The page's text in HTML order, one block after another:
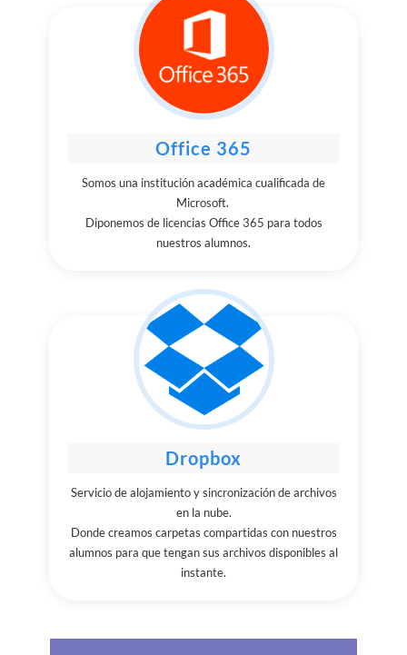
Office 365
Somos una institución académica cualificada de
Microsoft.
Diponemos de licencias Office 365 para todos
nuestros alumnos.
Dropbox
Servicio de alojamiento y sincronización de archivos
en la nube.
Donde creamos carpetas compartidas con nuestros
alumnos para que tengan sus archivos disponibles al
instante.